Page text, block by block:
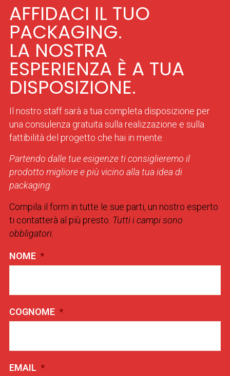
AFFIDACI IL TUO
PACKAGING.
LA NOSTRA
ESPERIENZA È A TUA
DISPOSIZIONE.
Il nostro staff sarà a tua completa disposizione per
una consulenza gratuita sulla realizzazione e sulla
fattibilità del progetto che hai in mente.
Partendo dalle tue esigenze ti consiglieremo il
prodotto migliore e più vicino alla tua idea di
packaging.
Compila il form in tutte le sue parti, un nostro esperto
ti contatterà al più presto. Tutti i campi sono
obbligatori.
NOME *
COGNOME *
EMAIL *